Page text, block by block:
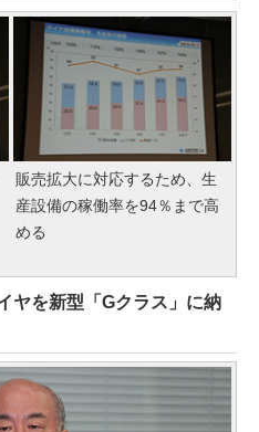
販売拡大に対応するため、生
産設備の稼働率を94％まで高
める
ヤを新型「Gクラス」に納